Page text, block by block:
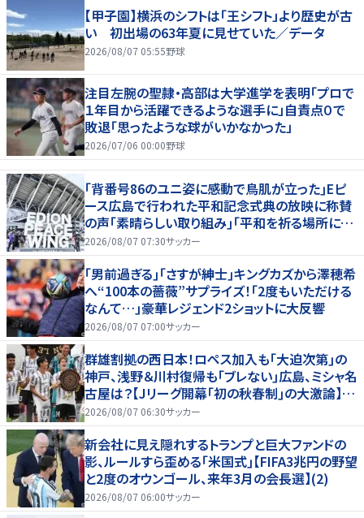
【甲子園】横浜のシフトは「王シフト」より歴史が古
い 初出場の63年夏に見せていた／データ
2026/08/07 05:55野球
注目左腕の聖隷・高部は大学進学を表明「プロで
１年目から活躍できるような選手に」自責点０で
敗退「思ったような球がいかなかった」
2026/07/06 00:00野球
｢背番号86のユニ姿に感動で鳥肌が立った｣Eピ
ース広島で行われた平和記念式典の放映に称賛
の声｢素晴らしい取り組み｣｢平和を祈る場所に相
応しい｣
2026/08/07 07:30サッカー
｢男前過ぎる｣｢さすが紳士｣キングカズから澤穂希
へ“100本の薔薇”サプライズ！｢2度もいただける
なんて…｣豪華レジェンド2ショットに大反響
2026/08/07 07:00サッカー
群雄割拠の西日本！ロペス加入も｢大迫次第｣の
神戸、浅野＆川村復帰も｢ブレない｣広島、ミシャ名
古屋は？【Jリーグ開幕｢初の秋春制｣の大激論】
(2)
2026/08/07 06:30サッカー
新会社に見え隠れするトランプと巨大ファンドの
影、ルールすら歪める｢米国式｣【FIFA3兆円の野望
と2度のオウンゴール、来年3月の会長選】(2)
2026/08/07 06:00サッカー